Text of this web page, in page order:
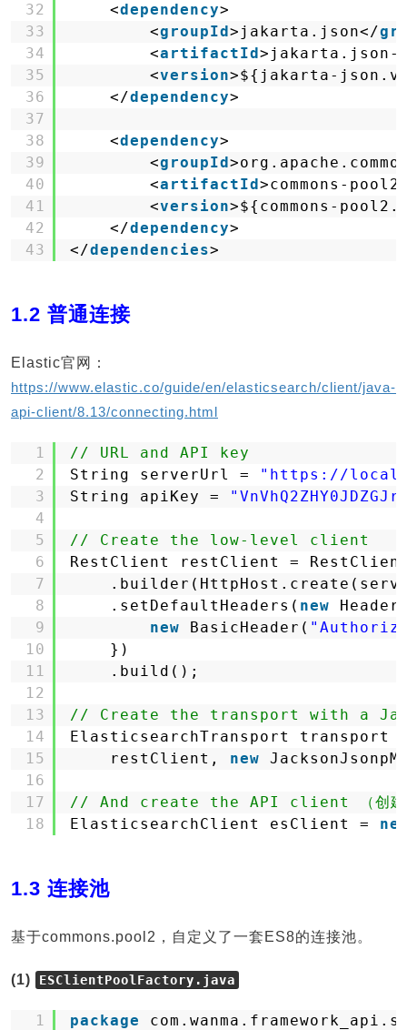
32
33
34
35
36
37
38
39
40
41
42
43
<dependency>
<groupId >jakarta.json</
<artifactId >jakarta.json-
<version>${jakarta-
</dependency>
<dependency>
<groupId
<artifactId >commons-
<version>${commons-
</dependency>
</dependencies>
1.2 普通连接
Elastic官网：
https://www.elastic.co/guide/en/elasticsearch/client/java-
api-client/8.13/connecting.html
1
2
3
4
5
6
7
8
9
10
11
12
13
14
15
16
17
18
// URL and API key
String serverUrl =
"https://
String apiKey =
// Create the low-level client
RestClient restClient =
.setDefaultHeaders( new
new
BasicHeader(
})
.build();
// Create the transport with a
ElasticsearchTransport transport
restClient, new
// And create the API client （创建
ElasticsearchClient esClient =
1.3 连接池
基于commons.pool2，自定义了一套ES8的连接池。
(1) ESClientPoolFactory.java
1
package